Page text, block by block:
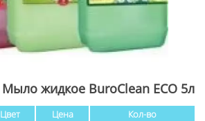
Мыло жидкое BuroClean ECO 5л
Цвет Цена
Кол-во